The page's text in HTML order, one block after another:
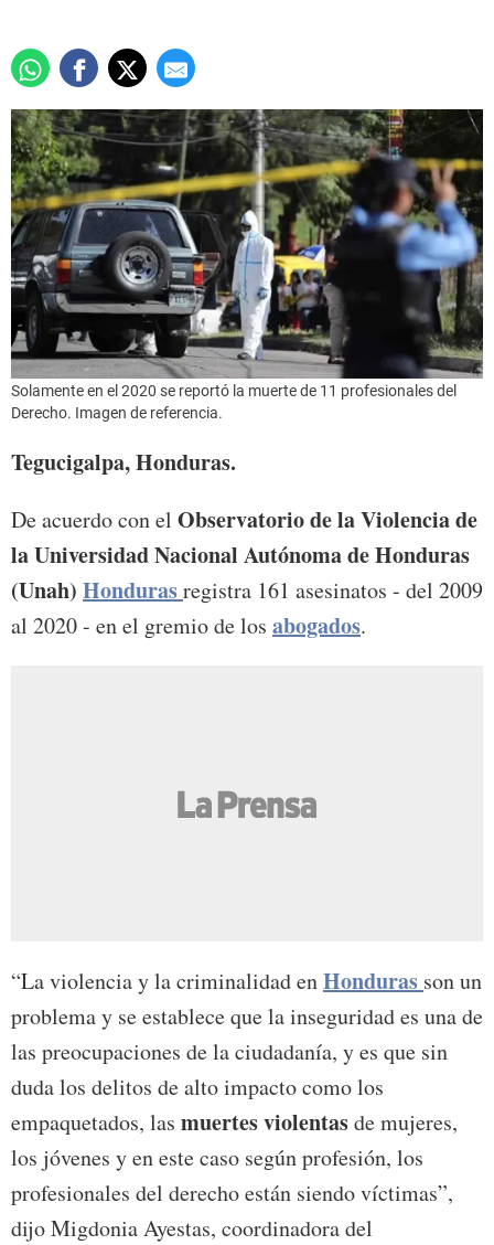
Solamente en el 2020 se reportó la muerte de 11 profesionales del
Derecho. Imagen de referencia.
Tegucigalpa, Honduras.
De acuerdo con el Observatorio de la Violencia de
la Universidad Nacional Autónoma de Honduras
(Unah) Hondurasregistra 161 asesinatos - del 2009
al 2020 - en el gremio de los abogados.
“La violencia y la criminalidad enHonduras son un
problema y se establece que la inseguridad es una de
las preocupaciones de la ciudadanía, y es que sin
duda los delitos de alto impacto como los
empaquetados, las muertes violentasde mujeres,
los jóvenes y en este caso según profesión, los
profesionales del derecho están siendo víctimas”,
dijo Migdonia Ayestas, coordinadora del